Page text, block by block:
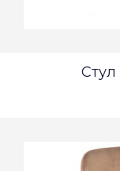
Стул